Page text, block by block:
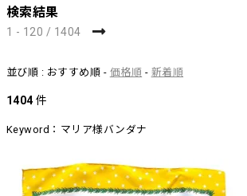
検索結果
1 - 120 / 1404
並び順 : おすすめ順 - 価格順 - 新着順
1404件
Keyword：マリア様バンダナ